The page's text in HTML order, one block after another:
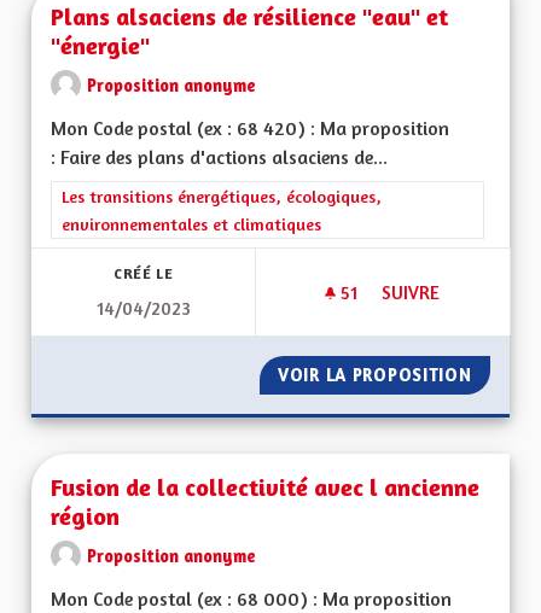
Plans alsaciens de résilience "eau" et
"énergie"
Proposition anonyme
Mon Code postal (ex : 68 420) : Ma proposition
: Faire des plans d'actions alsaciens de...
Filtrer les résultats de la catégorie : Les transitions
Les transitions énergétiques, écologiques,
environnementales et climatiques
CRÉÉ LE
14/04/2023
51 51 ABONNÉS
SUIVRE
VOIR LA PROPOSITION
Fusion de la collectivité avec l ancienne
région
Proposition anonyme
Mon Code postal (ex : 68 000) : Ma proposition